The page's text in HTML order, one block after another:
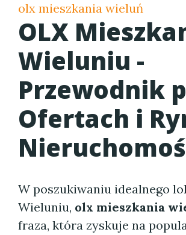
olx mieszkania wieluń
OLX
Wieluniu -
Przewodnik
Ofertach i
W poszukiwaniu idealnego
Wieluniu, olx mieszkania
fraza, która zyskuje na